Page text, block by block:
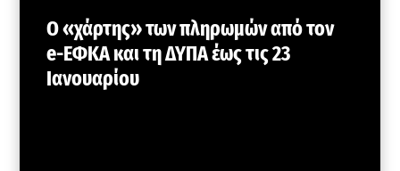
Ο «χάρτης» των πληρωμών από τον
e-ΕΦΚΑ και τη ΔΥΠΑ έως τις 23
Ιανουαρίου